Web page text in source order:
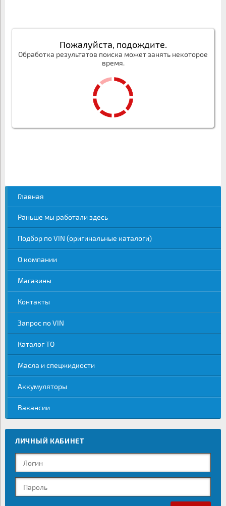
Пожалуйста, подождите.
Обработка результатов поиска может занять некоторое
время.
Главная
Раньше мы работали здесь
Подбор по VIN (оригинальные каталоги)
О компании
Магазины
Контакты
Запрос по VIN
Каталог ТО
Масла и спецжидкости
Аккумуляторы
Вакансии
ЛИЧНЫЙ КАБИНЕТ